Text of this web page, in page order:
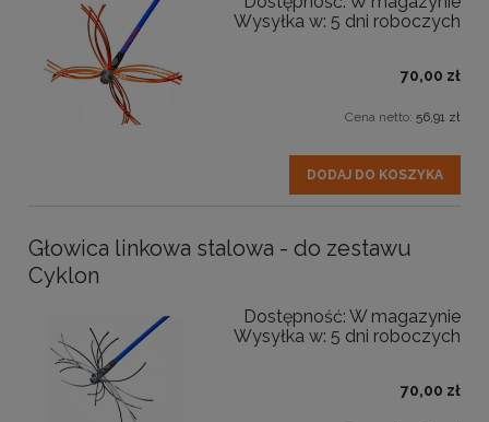
Wysyłka w: 5 dni roboczych
70,00 zł
Cena netto: 56,91 zł
DODAJ DO KOSZYKA
Głowica linkowa stalowa - do zestawu
Cyklon
Dostępność: W magazynie
Wysyłka w: 5 dni roboczych
70,00 zł